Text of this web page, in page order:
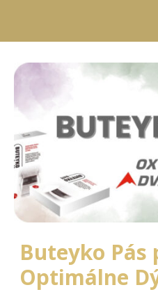
Buteyko Pás
Optimálne